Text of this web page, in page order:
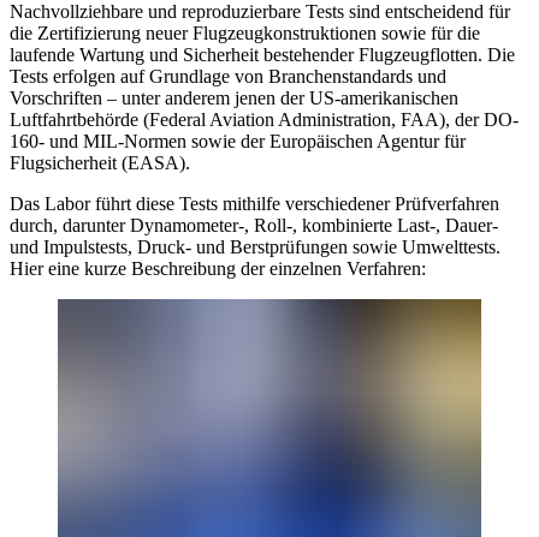
Nachvollziehbare und reproduzierbare Tests sind entscheidend für
die Zertifizierung neuer Flugzeugkonstruktionen sowie für die
laufende Wartung und Sicherheit bestehender Flugzeugflotten. Die
Tests erfolgen auf Grundlage von Branchenstandards und
Vorschriften – unter anderem jenen der US-amerikanischen
Luftfahrtbehörde (Federal Aviation Administration, FAA), der DO-
160- und MIL-Normen sowie der Europäischen Agentur für
Flugsicherheit (EASA).
Das Labor führt diese Tests mithilfe verschiedener Prüfverfahren
durch, darunter Dynamometer-, Roll-, kombinierte Last-, Dauer-
und Impulstests, Druck- und Berstprüfungen sowie Umwelttests.
Hier eine kurze Beschreibung der einzelnen Verfahren: